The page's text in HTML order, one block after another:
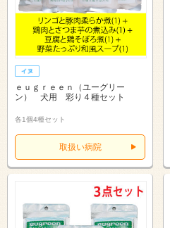
ｅｕｇｒｅｅｎ（ユーグリー
ン） 犬用 彩り４種セット
各1個4種セット
取扱い病院